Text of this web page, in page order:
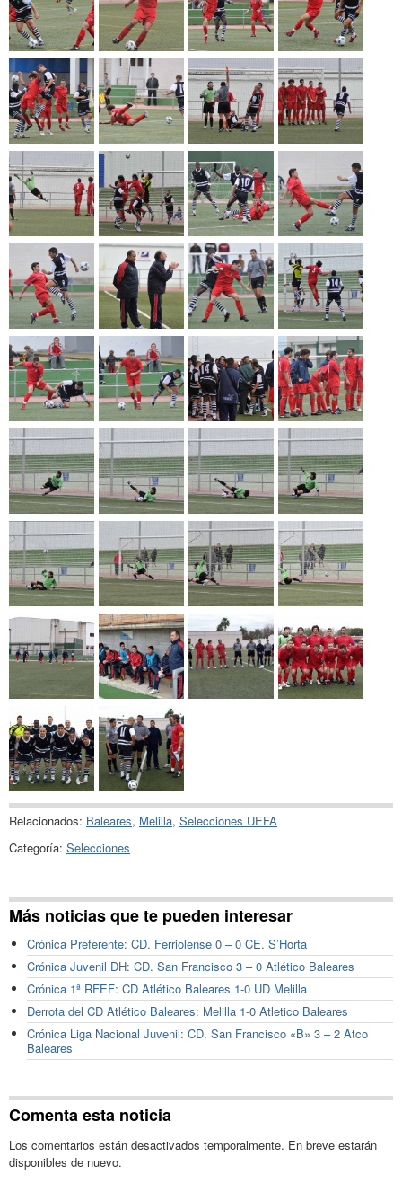
Relacionados: Baleares, Melilla, Selecciones UEFA
Categoría: Selecciones
Más noticias que te pueden interesar
Crónica Preferente: CD. Ferriolense 0 – 0 CE. S’Horta
Crónica Juvenil DH: CD. San Francisco 3 – 0 Atlético Baleares
Crónica 1ª RFEF: CD Atlético Baleares 1-0 UD Melilla
Derrota del CD Atlético Baleares: Melilla 1-0 Atletico Baleares
Crónica Liga Nacional Juvenil: CD. San Francisco «B» 3 – 2 Atco
Baleares
Comenta esta noticia
Los comentarios están desactivados temporalmente. En breve estarán
disponibles de nuevo.